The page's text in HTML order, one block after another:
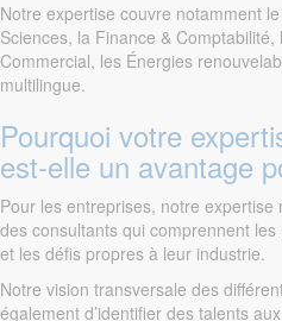
Notre expertise couvre notamment
Sciences, la Finance &
Commercial, les Énergies
multilingue.
Pourquoi votre
est-elle un avantage
Pour les entreprises, notre expertise
des consultants qui comprennent
et les défis propres à leur industrie.
Notre vision transversale des
également d’identifier des talents